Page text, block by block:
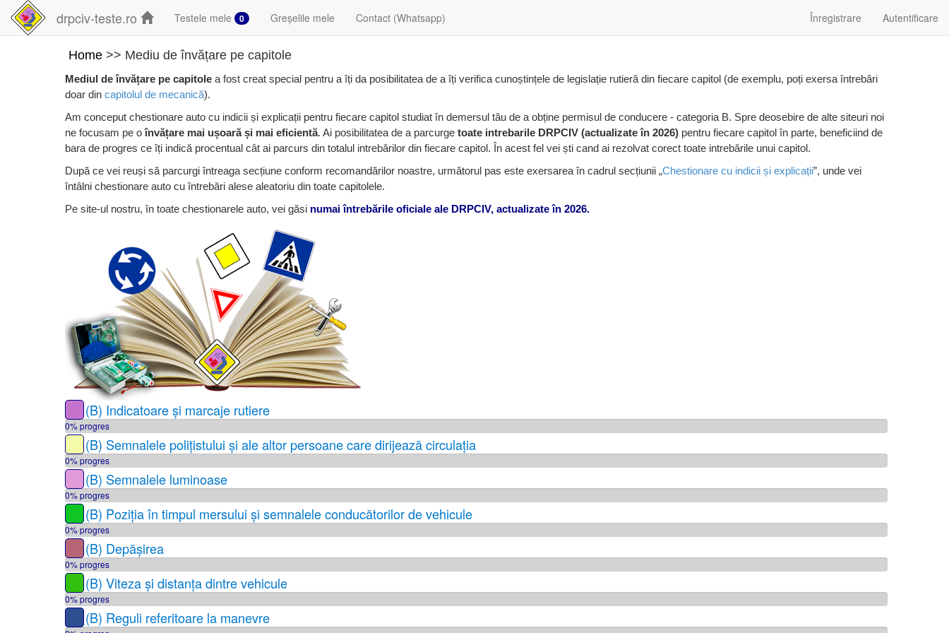
drpciv-teste.ro Testele mele 0 Greșelile mele Contact (Whatsapp) Înregistrare Autentificare
Home >> Mediu de învățare pe capitole
Mediul de învățare pe capitole a fost creat special pentru a îți da posibilitatea de a îți verifica cunoștințele de legislație rutieră din fiecare capitol (de exemplu, poți exersa întrebări
doar din capitolul de mecanică).
Am conceput chestionare auto cu indicii și explicații pentru fiecare capitol studiat în demersul tău de a obține permisul de conducere - categoria B. Spre deosebire de alte siteuri noi
ne focusam pe oînvățare mai ușoară și mai eficientă. Ai posibilitatea de a parcurge toate intrebarile DRPCIV (actualizate în 2026) pentru fiecare capitol în parte, beneficiind de
bara de progres ce îți indică procentual cât ai parcurs din totalul intrebărilor din fiecare capitol. În acest fel vei ști cand ai rezolvat corect toate intrebările unui capitol.
După ce vei reuși să parcurgi întreaga secțiune conform recomandărilor noastre, următorul pas este exersarea în cadrul secțiunii „Chestionare cu indicii și explicații”, unde vei
întâlni chestionare auto cu întrebări alese aleatoriu din toate capitolele.
Pe site-ul nostru, în toate chestionarele auto, vei găsi numai întrebările oficiale ale DRPCIV, actualizate în 2026.
(B) Indicatoare și marcaje rutiere
0% progres
(B) Semnalele polițistului și ale altor persoane care dirijează circulația
0% progres
(B) Semnalele luminoase
0% progres
(B) Poziția în timpul mersului și semnalele conducătorilor de vehicule
0% progres
(B) Depășirea
0% progres
(B) Viteza și distanța dintre vehicule
0% progres
(B) Reguli referitoare la manevre